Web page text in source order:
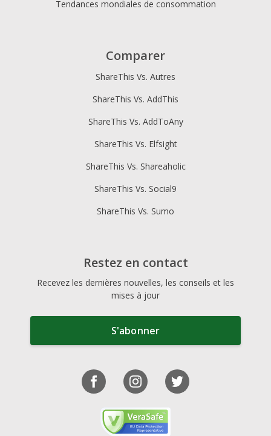
Tendances mondiales de consommation
Comparer
ShareThis Vs. Autres
ShareThis Vs. AddThis
ShareThis Vs. AddToAny
ShareThis Vs. Elfsight
ShareThis Vs. Shareaholic
ShareThis Vs. Social9
ShareThis Vs. Sumo
Restez en contact
Recevez les dernières nouvelles, les conseils et les
mises à jour
S'abonner